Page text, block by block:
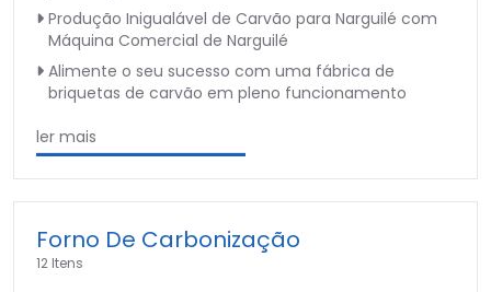
Produção Inigualável de Carvão para Narguilé com
Máquina Comercial de Narguilé
Alimente o seu sucesso com uma fábrica de
briquetas de carvão em pleno funcionamento
ler mais
Forno De Carbonização
12 Itens